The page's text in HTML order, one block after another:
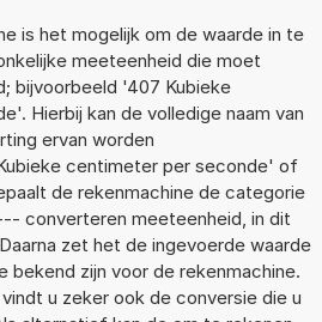
is het mogelijk om de waarde in te
meeteenheid die moet
bijvoorbeeld '407 Kubieke
Hierbij kan de volledige naam van
ervan worden
centimeter per seconde' of
de rekenmachine de categorie
converteren meeteenheid, in dit
zet het de ingevoerde waarde
bekend zijn voor de rekenmachine.
u zeker ook de conversie die u